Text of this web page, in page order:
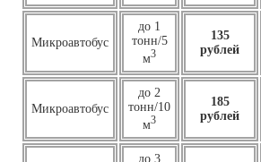
Микроавтобус
до 1
тонн/5
м3
135
рублей
Микроавтобус
до 2
тонн/10
м3
185
рублей
до 3